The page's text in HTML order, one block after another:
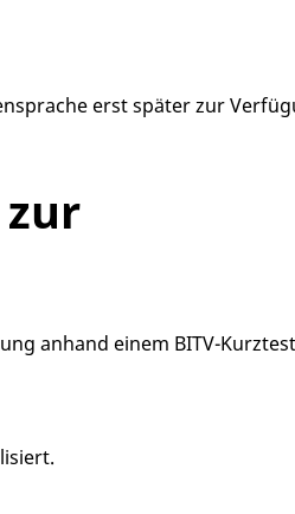
erst später zur
anhand einem BITV-